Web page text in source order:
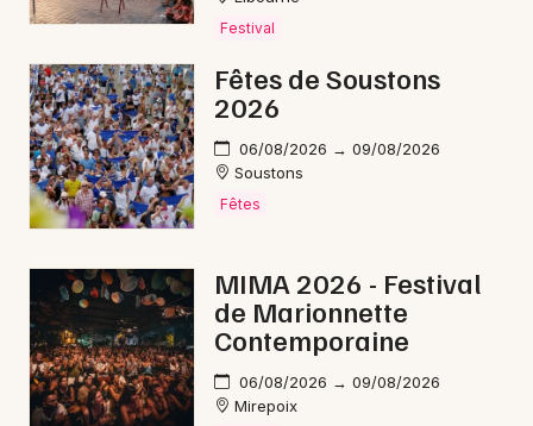
Festival
Fêtes de Soustons
2026
06/08/2026 → 09/08/2026
Soustons
Fêtes
MIMA 2026 - Festival
de Marionnette
Contemporaine
06/08/2026 → 09/08/2026
Mirepoix